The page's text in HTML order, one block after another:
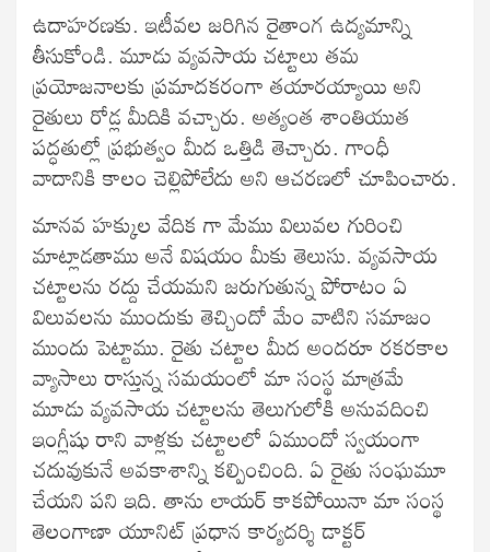
ఉదాహరణకు. ఇటీవల జరిగిన రైతాంగ ఉద్యమాన్ని
తీసుకోండి. మూడు వ్యవసాయ చట్టాలు తమ
ప్రయోజనాలకు ప్రమాదకరంగా తయారయ్యాయి అని
రైతులు రోడ్ల మీదికి వచ్చారు. అత్యంత శాంతియుత
పద్ధతుల్లో ప్రభుత్వం మీద ఒత్తిడి తెచ్చారు. గాంధీ
వాదానికి కాలం చెల్లిపోలేదు అని ఆచరణలో చూపించారు.
మానవ హక్కుల వేదిక గా మేము విలువల గురించి
మాట్లాడతాము అనే విషయం మీకు తెలుసు. వ్యవసాయ
చట్టాలను రద్దు చేయమని జరుగుతున్న పోరాటం ఏ
విలువలను ముందుకు తెచ్చిందో మేం వాటిని సమాజం
ముందు పెట్టాము. రైతు చట్టాల మీద అందరూ రకరకాల
వ్యాసాలు రాస్తున్న సమయంలో మా సంస్థ మాత్రమే
మూడు వ్యవసాయ చట్టాలను తెలుగులోకి అనువదించి
ఇంగ్లీషు రాని వాళ్లకు చట్టాలలో ఏముందో స్వయంగా
చదువుకునే అవకాశాన్ని కల్పించింది. ఏ రైతు సంఘమూ
చేయని పని ఇది. తాను లాయర్ కాకపోయినా మా సంస్థ
తెలంగాణా యూనిట్ ప్రధాన కార్యదర్శి డాక్టర్